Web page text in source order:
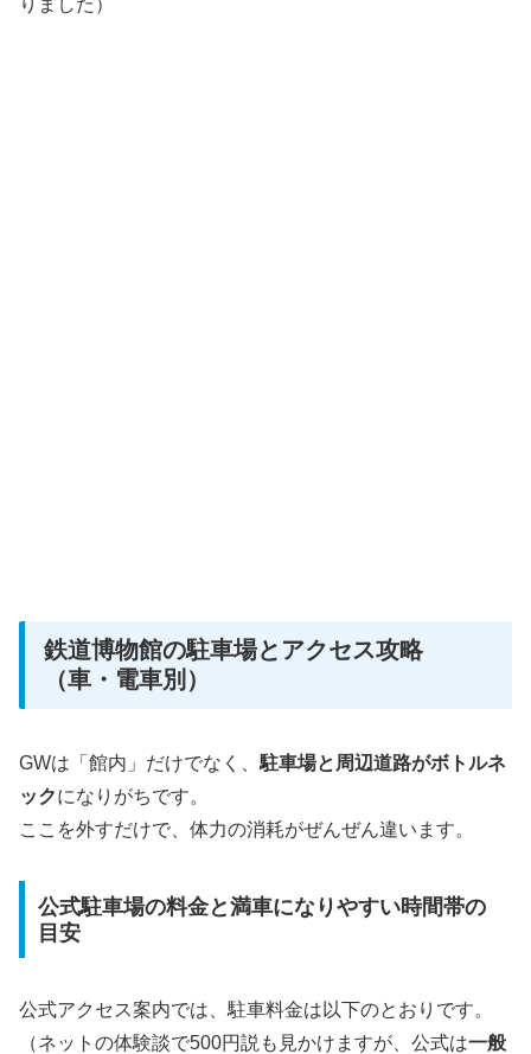
りました）
鉄道博物館の駐車場とアクセス攻略
（車・電車別）
GWは「館内」だけでなく、 駐車場と周辺道路がボトルネ
ックになりがちです。
ここを外すだけで、体力の消耗がぜんぜん違います。
公式駐車場の料金と満車になりやすい時間帯の
目安
公式アクセス案内では、駐車料金は以下のとおりです。
（ネットの体験談で500円説も見かけますが、公式は一般